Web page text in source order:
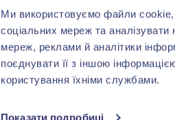
Ми використовуємо файли cookie,
соціальних мереж та
мереж, реклами й аналітики
поєднувати її з іншою
користування їхніми службами.
Показати подробиці